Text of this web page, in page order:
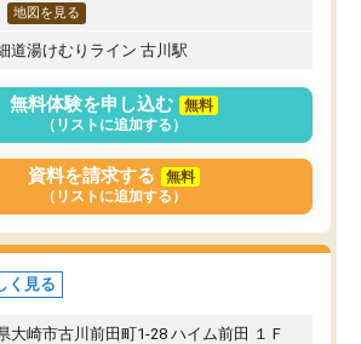
地図を見る
道湯けむりライン 古川駅
無料体験を申し込む
無料
（リストに追加する）
資料を請求する
無料
（リストに追加する）
く見る
大崎市古川前田町1-28 ハイム前田 １Ｆ